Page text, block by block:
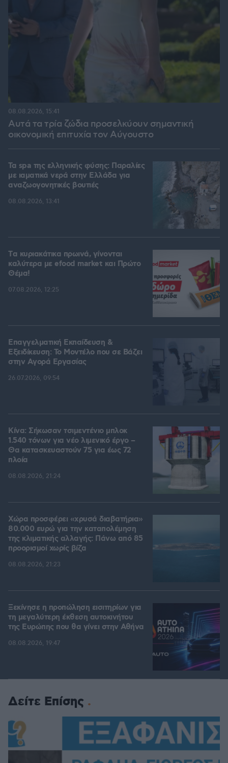
Αυτά τα τρία ζώδια προσελκύουν σημαντική
οικονομική επιτυχία τον Αύγουστο
08.08.2026, 15:41
Τα spa της ελληνικής φύσης: Παραλίες
με ιαματικά νερά στην Ελλάδα για
αναζωογονητικές βουτιές
08.08.2026, 13:41
Tα κυριακάτικα πρωινά, γίνονται
καλύτερα με efood market και Πρώτο
Θέμα!
07.08.2026, 12:25
Επαγγελματική Εκπαίδευση &
Εξειδίκευση: Το Mοντέλο που σε Bάζει
στην Aγορά Eργασίας
26.07.2026, 09:54
Κίνα: Σήκωσαν τσιμεντένιο μπλοκ
1.540 τόνων για νέο λιμενικό έργο –
Θα κατασκευαστούν 75 για έως 72
πλοία
08.08.2026, 21:24
Χώρα προσφέρει «χρυσά διαβατήρια»
80.000 ευρώ για την καταπολέμηση
της κλιματικής αλλαγής: Πάνω από 85
προορισμοί χωρίς βίζα
08.08.2026, 21:23
Ξεκίνησε η προπώληση εισιτηρίων για
τη μεγαλύτερη έκθεση αυτοκινήτου
της Ευρώπης που θα γίνει στην Αθήνα
08.08.2026, 19:47
Δείτε Επίσης